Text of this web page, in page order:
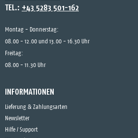
TEL.: +43 5283 501-162
Montag - Donnerstag:
08.00 - 12.00 und 13.00 - 16.30 Uhr
Freitag:
08.00 - 11.30 Uhr
INFORMATIONEN
Lieferung & Zahlungsarten
Newsletter
Hilfe / Support